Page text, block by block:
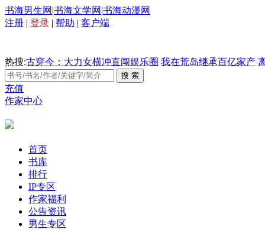
书海男生网 |书海文学网 |书海动漫网
注册 | 登录 | 帮助 | 客户端
热搜:古穿今：大力女横冲直闯娱乐圈 我在荒岛继承百亿家产
充值
作家中心
首页
书库
排行
IP专区
作家福利
公告资讯
男生专区